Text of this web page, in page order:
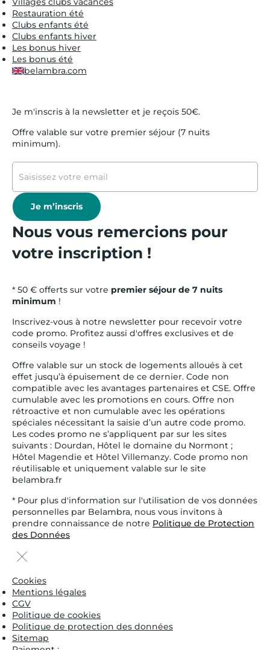
Restauration été
Clubs enfants été
Clubs enfants hiver
Les bonus hiver
Les bonus été
belambra.com
Je m'inscris à la newsletter et je reçois 50€.
Offre valable sur votre premier séjour (7 nuits
minimum).
Je m’inscris
Nous vous remercions pour
votre inscription !
* 50 € offerts sur votre premier séjour de 7 nuits
minimum !
Inscrivez-vous à notre newsletter pour recevoir votre
code promo. Profitez aussi d'offres exclusives et de
conseils voyage !
Offre valable sur un stock de logements alloués à cet
effet jusqu’à épuisement de ce dernier. Code non
compatible avec les avantages partenaires et CSE. Offre
cumulable avec les promotions en cours. Offre non
rétroactive et non cumulable avec les opérations
spéciales nécessitant la saisie d’un autre code promo.
Les codes promo ne s’appliquent par sur les sites
suivants : Dourdan, Hôtel le domaine du Normont ;
Hôtel Magendie et Hôtel Villemanzy. Code promo non
réutilisable et uniquement valable sur le site
belambra.fr
* Pour plus d'information sur l'utilisation de vos données
personnelles par Belambra, nous vous invitons à
prendre connaissance de notre Politique de Protection
des Données
Cookies
Mentions légales
CGV
Politique de cookies
Politique de protection des données
Sitemap